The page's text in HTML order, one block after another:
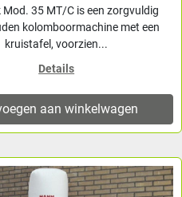
Mod. 35 MT/C is een zorgvuldig
kolomboormachine met een
kruistafel, voorzien...
Details
aan winkelwagen